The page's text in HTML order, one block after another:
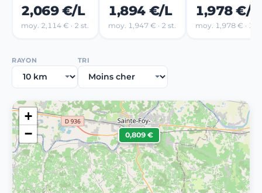
2,069 €/L
moy. 2,114 € · 2 st.
1,894 €/L
moy. 1,947 € · 2 st.
1,978 €/L
moy. 1,978 € · 1
RAYON TRI
0,809 €
+
−